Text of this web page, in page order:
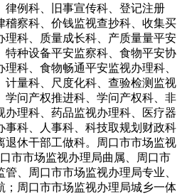
律例科、旧事宣传科、登记注册
稽察科、价钱监视查抄科、收集买
理科、质量成长科、产质量量平安
特种设备平安监察科、食物平安协
科、食物畅通平安监视办理科、
计量科、尺度化科、查验检测监视
学问产权推进科、学问产权科、非
办理科、药品监视办理科、医疗器
事科、人事科、科技取规划财政科
退休干部工做科。周口市市场监视
市市场监视办理局曲属、周口市
、周口市市场监视办理局专业、
；周口市市场监视办理局城乡一体